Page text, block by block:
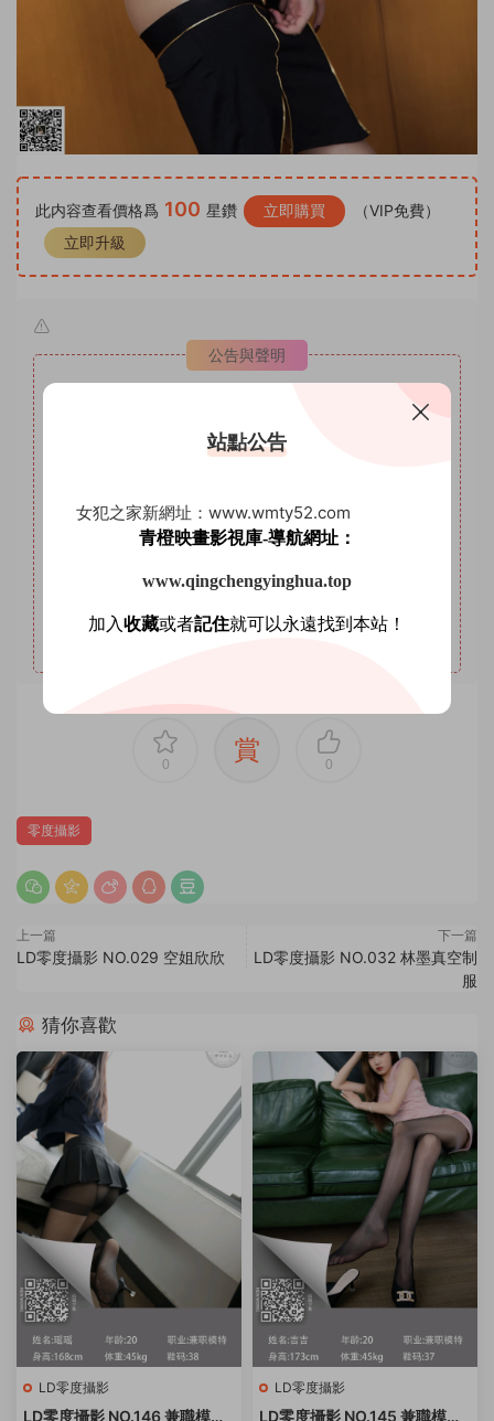
此内容查看價格爲 100 星鑽 立即購買
（VIP免費）
立即升級
公告與聲明
www.shenshisiku.top
本站月VIP權限：套圖系列，月VIP可自助補差價升級爲年
本站年VIP權限：套圖系列、AI明星系列。
本站永久VIP權限：套圖系列、AI明星系列、微密圈。
本站支持開通VIP或充值星鑽，星鑽優勢沒有期限限制，
VIP優勢量大管飽。(注意：注冊登陸後在個人中心充值星鑽
0 賞 0
零度攝影
上一篇
LD零度攝影 NO.029 空姐欣欣
下一篇
LD零度攝影 NO.032 林墨真空制
服
猜你喜歡
LD零度攝影
LD零度攝影 NO.146 兼職模特
LD零度攝影
LD零度攝影 NO.145 兼職模特
站點公告
女犯之家新網址：www.wmty52.com
青橙映畫影視庫-導航網址：
www.qingchengyinghua.top
加入收藏或者記住就可以永遠找到本站！